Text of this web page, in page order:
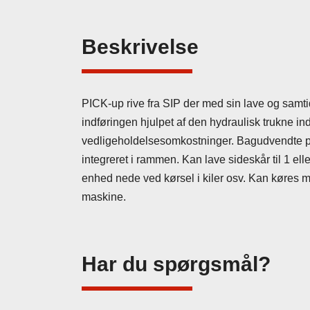
Beskrivelse
PICK-up rive fra SIP der med sin lave og
indføringen hjulpet af den hydraulisk trukne
vedligeholdelsesomkostninger. Bagudvendte
integreret i rammen. Kan lave sideskår til 1
enhed nede ved kørsel i kiler osv. Kan køres
maskine.
Har du spørgsmål?